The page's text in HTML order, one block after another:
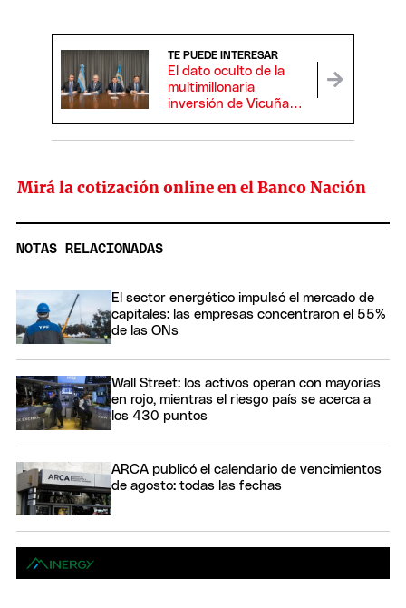
TE PUEDE INTERESAR
El dato oculto de la
multimillonaria
inversión de Vicuña
Mirá la cotización online en el Banco Nación
NOTAS RELACIONADAS
El sector energético impulsó el mercado de
capitales: las empresas concentraron el 55%
de las ONs
Wall Street: los activos operan con mayorías
en rojo, mientras el riesgo país se acerca a
los 430 puntos
ARCA publicó el calendario de vencimientos
de agosto: todas las fechas